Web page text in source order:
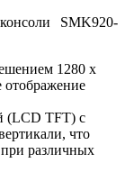
SMK920-
1280 x
отображение
(LCD TFT) с
что
при различных